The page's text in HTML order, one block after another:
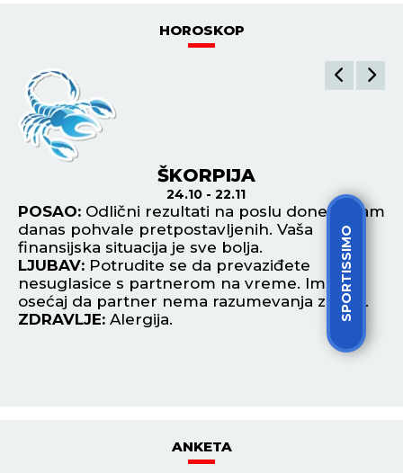
SPORTISSIMO
HOROSKOP
ŠKORPIJA
24.10 - 22.11
POSAO: Odlični rezultati na poslu doneće vam
danas pohvale pretpostavljenih. Vaša
finansijska situacija je sve bolja.
LJUBAV: Potrudite se da prevaziđete
nesuglasice s partnerom na vreme. Imate
osećaj da partner nema razumevanja za vas.
ZDRAVLJE: Alergija.
ANKETA